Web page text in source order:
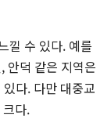
낄 수 있다. 예를
안덕 같은 지역은
다. 다만 대중교
다.